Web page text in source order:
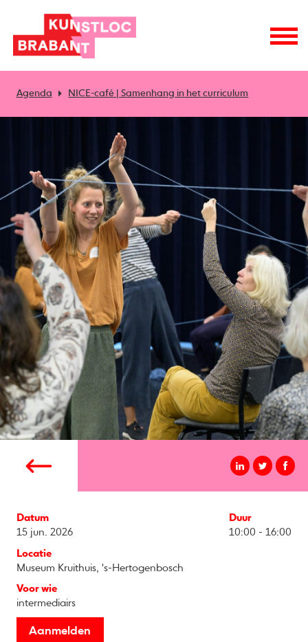
Agenda NICE-café | Samenhang in het curriculum
Datum
15 jun. 2026
Duur
10:00 - 16:00
Locatie
Museum Kruithuis, 's-Hertogenbosch
Voor wie
intermediairs
Aanmelden